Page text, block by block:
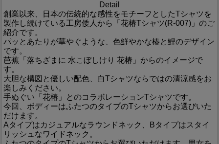
Detail
創業以来、日本の伝統的な感性をモチーフとしたTシャツを
製作し続けている工房倭人から「花椿Tシャツ(R-007)」のご
紹介です。
パッとあたりが華やぐような、色鮮やかな椿と鯉のデザイン
です。
芭蕉「落ちざまに 水こぼしけり 花椿」からのイメージで
す。
大胆な構図と優しい配色、白Tシャツならではの清涼感をお
楽しみください。
手ぬぐい「花椿」とのコラボレーションTシャツです。
今回、ボディーはふたつのタイプのTシャツからお選びいた
だけます。
Aタイプはカジュアルなラウンドネック、Bタイプはスタイ
リッシュなワイドネック。